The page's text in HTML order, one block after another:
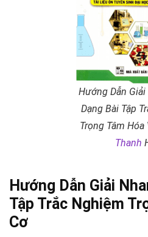
Hướng Dẫn Giải
Dạng Bài Tập
Trọng Tâm Hóa
Thanh
Hướng Dẫn Giải
Tập Trắc Nghiệm
Cơ